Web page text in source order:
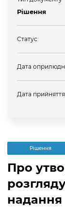
Рішення
Статус
Дата
Дата прийняття
Рішення
Про
надання